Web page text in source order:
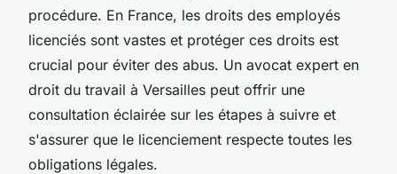
procédure. En France, les droits des employés
licenciés sont vastes et protéger ces droits est
crucial pour éviter des abus. Un avocat expert en
droit du travail à Versailles peut offrir une
consultation éclairée sur les étapes à suivre et
s'assurer que le licenciement respecte toutes les
obligations légales.